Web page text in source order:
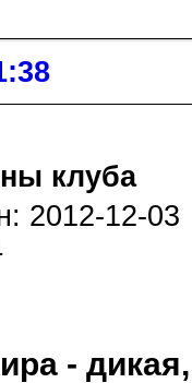
клуба
2012-12-03
-